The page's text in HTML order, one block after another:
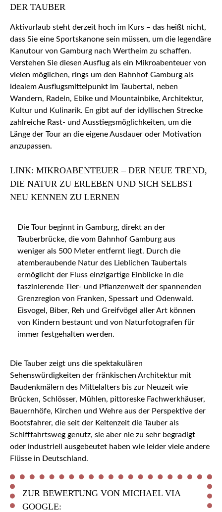
DER TAUBER
Aktivurlaub steht derzeit hoch im Kurs – das heißt nicht,
dass Sie eine Sportskanone sein müssen, um die legendäre
Kanutour von Gamburg nach Wertheim zu schaffen.
Verstehen Sie diesen Ausflug als ein Mikroabenteuer von
vielen möglichen, rings um den Bahnhof Gamburg als
idealem Ausflugsmittelpunkt im Taubertal, neben
Wandern, Radeln, Ebike und Mountainbike, Architektur,
Kultur und Kulinarik. En gibt auf der idyllischen Strecke
zahlreiche Rast- und Ausstiegsmöglichkeiten, um die
Länge der Tour an die eigene Ausdauer oder Motivation
anzupassen.
LINK: MIKROABENTEUER – DER NEUE TREND,
DIE NATUR ZU ERLEBEN UND SICH SELBST
NEU KENNEN ZU LERNEN
Die Tour beginnt in Gamburg, direkt an der
Tauberbrücke, die vom Bahnhof Gamburg aus
weniger als 500 Meter entfernt liegt. Durch die
atemberaubende Natur des Lieblichen Taubertals
ermöglicht der Fluss einzigartige Einblicke in die
faszinierende Tier- und Pflanzenwelt der spannenden
Grenzregion von Franken, Spessart und Odenwald.
Eisvogel, Biber, Reh und Greifvögel aller Art können
von Kindern bestaunt und von Naturfotografen für
immer festgehalten werden.
Die Tauber zeigt uns die spektakulären
Sehenswürdigkeiten der fränkischen Architektur mit
Baudenkmälern des Mittelalters bis zur Neuzeit wie
Brücken, Schlösser, Mühlen, pittoreske Fachwerkhäuser,
Bauernhöfe, Kirchen und Wehre aus der Perspektive der
Bootsfahrer, die seit der Keltenzeit die Tauber als
Schifffahrtsweg genutz, sie aber nie zu sehr begradigt
oder industriell ausgebeutet haben wie leider viele andere
Flüsse in Deutschland.
ZUR BEWERTUNG VON MICHAEL VIA
GOOGLE: